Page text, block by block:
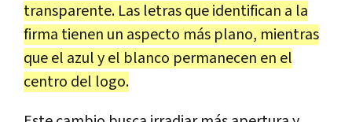
transparente. Las letras que identifican a la
firma tienen un aspecto más plano, mientras
que el azul y el blanco permanecen en el
centro del logo.